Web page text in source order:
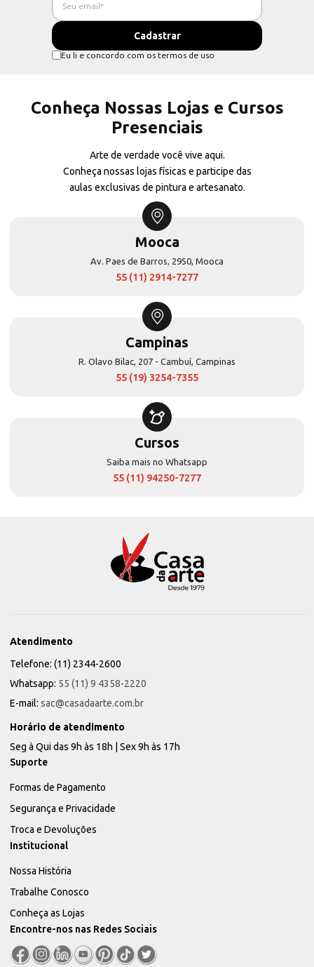
Eu li e concordo com os termos de uso
Conheça Nossas Lojas e Cursos
Presenciais
Arte de verdade você vive aqui.
Conheça nossas lojas físicas e participe das
aulas exclusivas de pintura e artesanato.
Mooca
Av. Paes de Barros, 2950, Mooca
55 (11) 2914-7277
Campinas
R. Olavo Bilac, 207 - Cambuí, Campinas
55 (19) 3254-7355
Cursos
Saiba mais no Whatsapp
55 (11) 94250-7277
Atendimento
Telefone: (11) 2344-2600
Whatsapp: 55 (11) 9 4358-2220
E-mail: sac@casadaarte.com.br
Horário de atendimento
Seg à Qui das 9h às 18h | Sex 9h às 17h
Suporte
Formas de Pagamento
Segurança e Privacidade
Troca e Devoluções
Institucional
Nossa História
Trabalhe Conosco
Conheça as Lojas
Encontre-nos nas Redes Sociais